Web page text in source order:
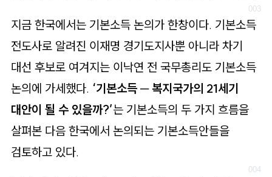
지금 한국에서는 기본소득 논의가 한창이다. 기본소득
전도사로 알려진 이재명 경기도지사뿐 아니라 차기
대선 후보로 여겨지는 이낙연 전 국무총리도 기본소득
논의에 가세했다. ‘기본소득 ─ 복지국가의 21세기
대안이 될 수 있을까?’는 기본소득의 두 가지 흐름을
살펴본 다음 한국에서 논의되는 기본소득안들을
검토하고 있다.